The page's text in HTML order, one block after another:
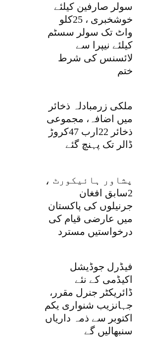
سولر صارفین کیلئے
خوشخبری ، 25کلو
واٹ تک سولر سسٹم
کیلئے نیپرا سے
لائسنس کی شرط
ختم
ملکی زرمبادلہ ذخائر
میں اضافہ، مجموعی
ذخائر 22ارب 47کروڑ
ڈالر تک پہنچ گئے
پشاور ہائیکورٹ ،
2سابق افغان
جرنیلوں کی پاکستان
میں عارضی قیام کی
درخواستیں مسترد
فیڈرل جوڈیشل
اکیڈمی کے نئے
ڈائریکٹر جنرل مقرر،
جہانزیب شنواری یکم
اکتوبر سے ذمہ داریاں
سنبھالیں گے